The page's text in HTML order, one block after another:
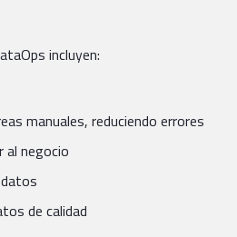
incluyen:
manuales, reduciendo errores
al negocio
de calidad